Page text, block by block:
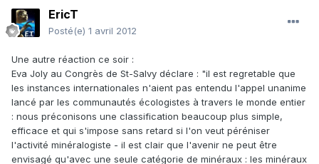
EricT
Posté(e) 1 avril 2012
Une autre réaction ce soir :
Eva Joly au Congrès de St-Salvy déclare : "il est regretable que
les instances internationales n'aient pas entendu l'appel unanime
lancé par les communautés écologistes à travers le monde entier
: nous préconisons une classification beaucoup plus simple,
efficace et qui s'impose sans retard si l'on veut péréniser
l'activité minéralogiste - il est clair que l'avenir ne peut être
envisagé qu'avec une seule catégorie de minéraux : les minéraux